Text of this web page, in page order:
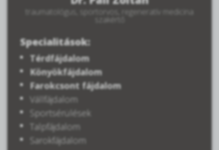
traumatológus, sportorvos, regeneratív medicina
szakértő
Specialitások:
Térdfájdalom
Könyökfájdalom
Farokcsont fájdalom
Vállfájdalom
Sportsérülések
Talpfájdalom
Sarokfájdalom